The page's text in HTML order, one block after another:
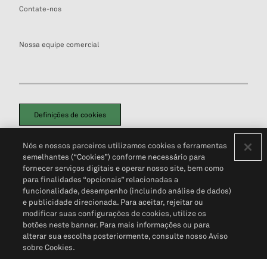
Contate-nos
Nossa equipe comercial
Definições de cookies
Política de PrivacidadePortal de privacidade do cliente (em inglês)
Não Venda Minhas Informações Pessoais© 2026 S&P Global
Nós e nossos parceiros utilizamos cookies e ferramentas
semelhantes (“Cookies”) conforme necessário para
fornecer serviços digitais e operar nosso site, bem como
para finalidades “opcionais” relacionadas a
funcionalidade, desempenho (incluindo análise de dados)
e publicidade direcionada. Para aceitar, rejeitar ou
modificar suas configurações de cookies, utilize os
botões neste banner. Para mais informações ou para
alterar sua escolha posteriormente, consulte nosso Aviso
sobre Cookies.